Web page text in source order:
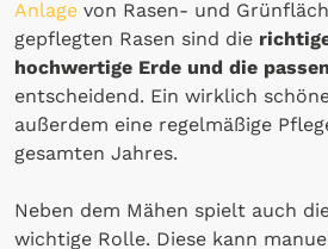
Anlage von Rasen- und
gepflegten Rasen sind die
hochwertige Erde und die
entscheidend. Ein wirklich
außerdem eine regelmäßige
gesamten Jahres.
Neben dem Mähen spielt auch
wichtige Rolle. Diese kann